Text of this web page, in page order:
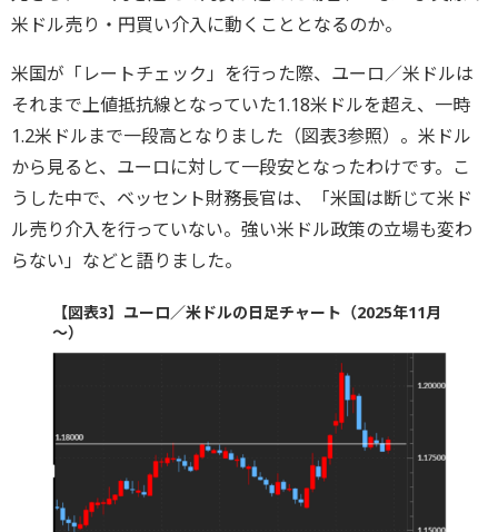
米ドル売り・円買い介入に動くこととなるのか。
米国が「レートチェック」を行った際、ユーロ／米ドルは
それまで上値抵抗線となっていた1.18米ドルを超え、一時
1.2米ドルまで一段高となりました（図表3参照）。米ドル
から見ると、ユーロに対して一段安となったわけです。こ
うした中で、ベッセント財務長官は、「米国は断じて米ド
ル売り介入を行っていない。強い米ドル政策の立場も変わ
らない」などと語りました。
【図表3】ユーロ／米ドルの日足チャート（2025年11月
～）